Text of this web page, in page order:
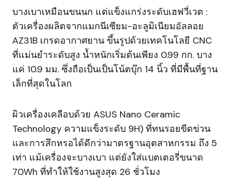
บางเบาเหมือนขนนก แต่แข็งแกร่งระดับเฮฟวี่เวต :
ตัวเครื่องผลิตจากแมกนีเซียม-อะลูมิเนียมอัลลอย
AZ31B เกรดอากาศยาน ขึ้นรูปด้วยเทคโนโลยี CNC
ที่แม่นยำระดับสูง น้ำหนักเริ่มต้นเพียง 0.99 กก. บาง
แค่ 10.9 มม. ซึ่งถือเป็นเป็นโน้ตบุ๊ก 14 นิ้ว ที่มีพื้นที่ฐาน
เล็กที่สุดในโลก
ผิวเครื่องเคลือบด้วย ASUS Nano Ceramic
Technology ความแข็งระดับ 9H) ที่ทนรอยขีดข่วน
และการสึกหรอได้ดีกว่ามาตรฐานอุตสาหกรรม ถึง 5
เท่า แม้เครื่องจะบางเบา แต่ยังใส่แบตเตอรี่ขนาด
70Wh ที่ทำให้ใช้งานสูงสุด 26 ชั่วโมง